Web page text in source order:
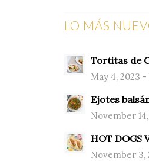
LO MÁS
Tortitas de
May 4, 2023 -
Ejotes
November
HOT DOGS
November 3,